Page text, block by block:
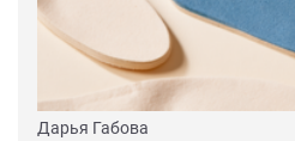
Дарья Габова